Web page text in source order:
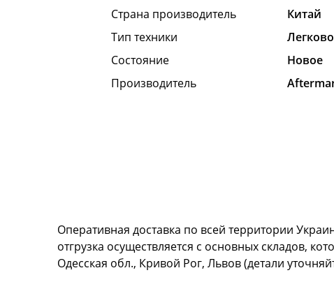
Страна производитель
Китай
Тип техники
Состояние
Hовое
Производитель
Оперативная доставка по всей территории
отгрузка осуществляется с основных складов,
Одесская обл., Кривой Рог, Львов (детали